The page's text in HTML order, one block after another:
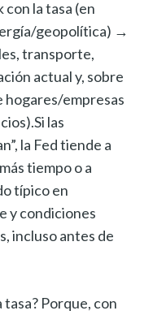
con la tasa (en
geopolítica) →
transporte,
actual y, sobre
hogares/empresas
las
la Fed tiende a
tiempo o a
típico en
y condiciones
incluso antes de
Porque, con